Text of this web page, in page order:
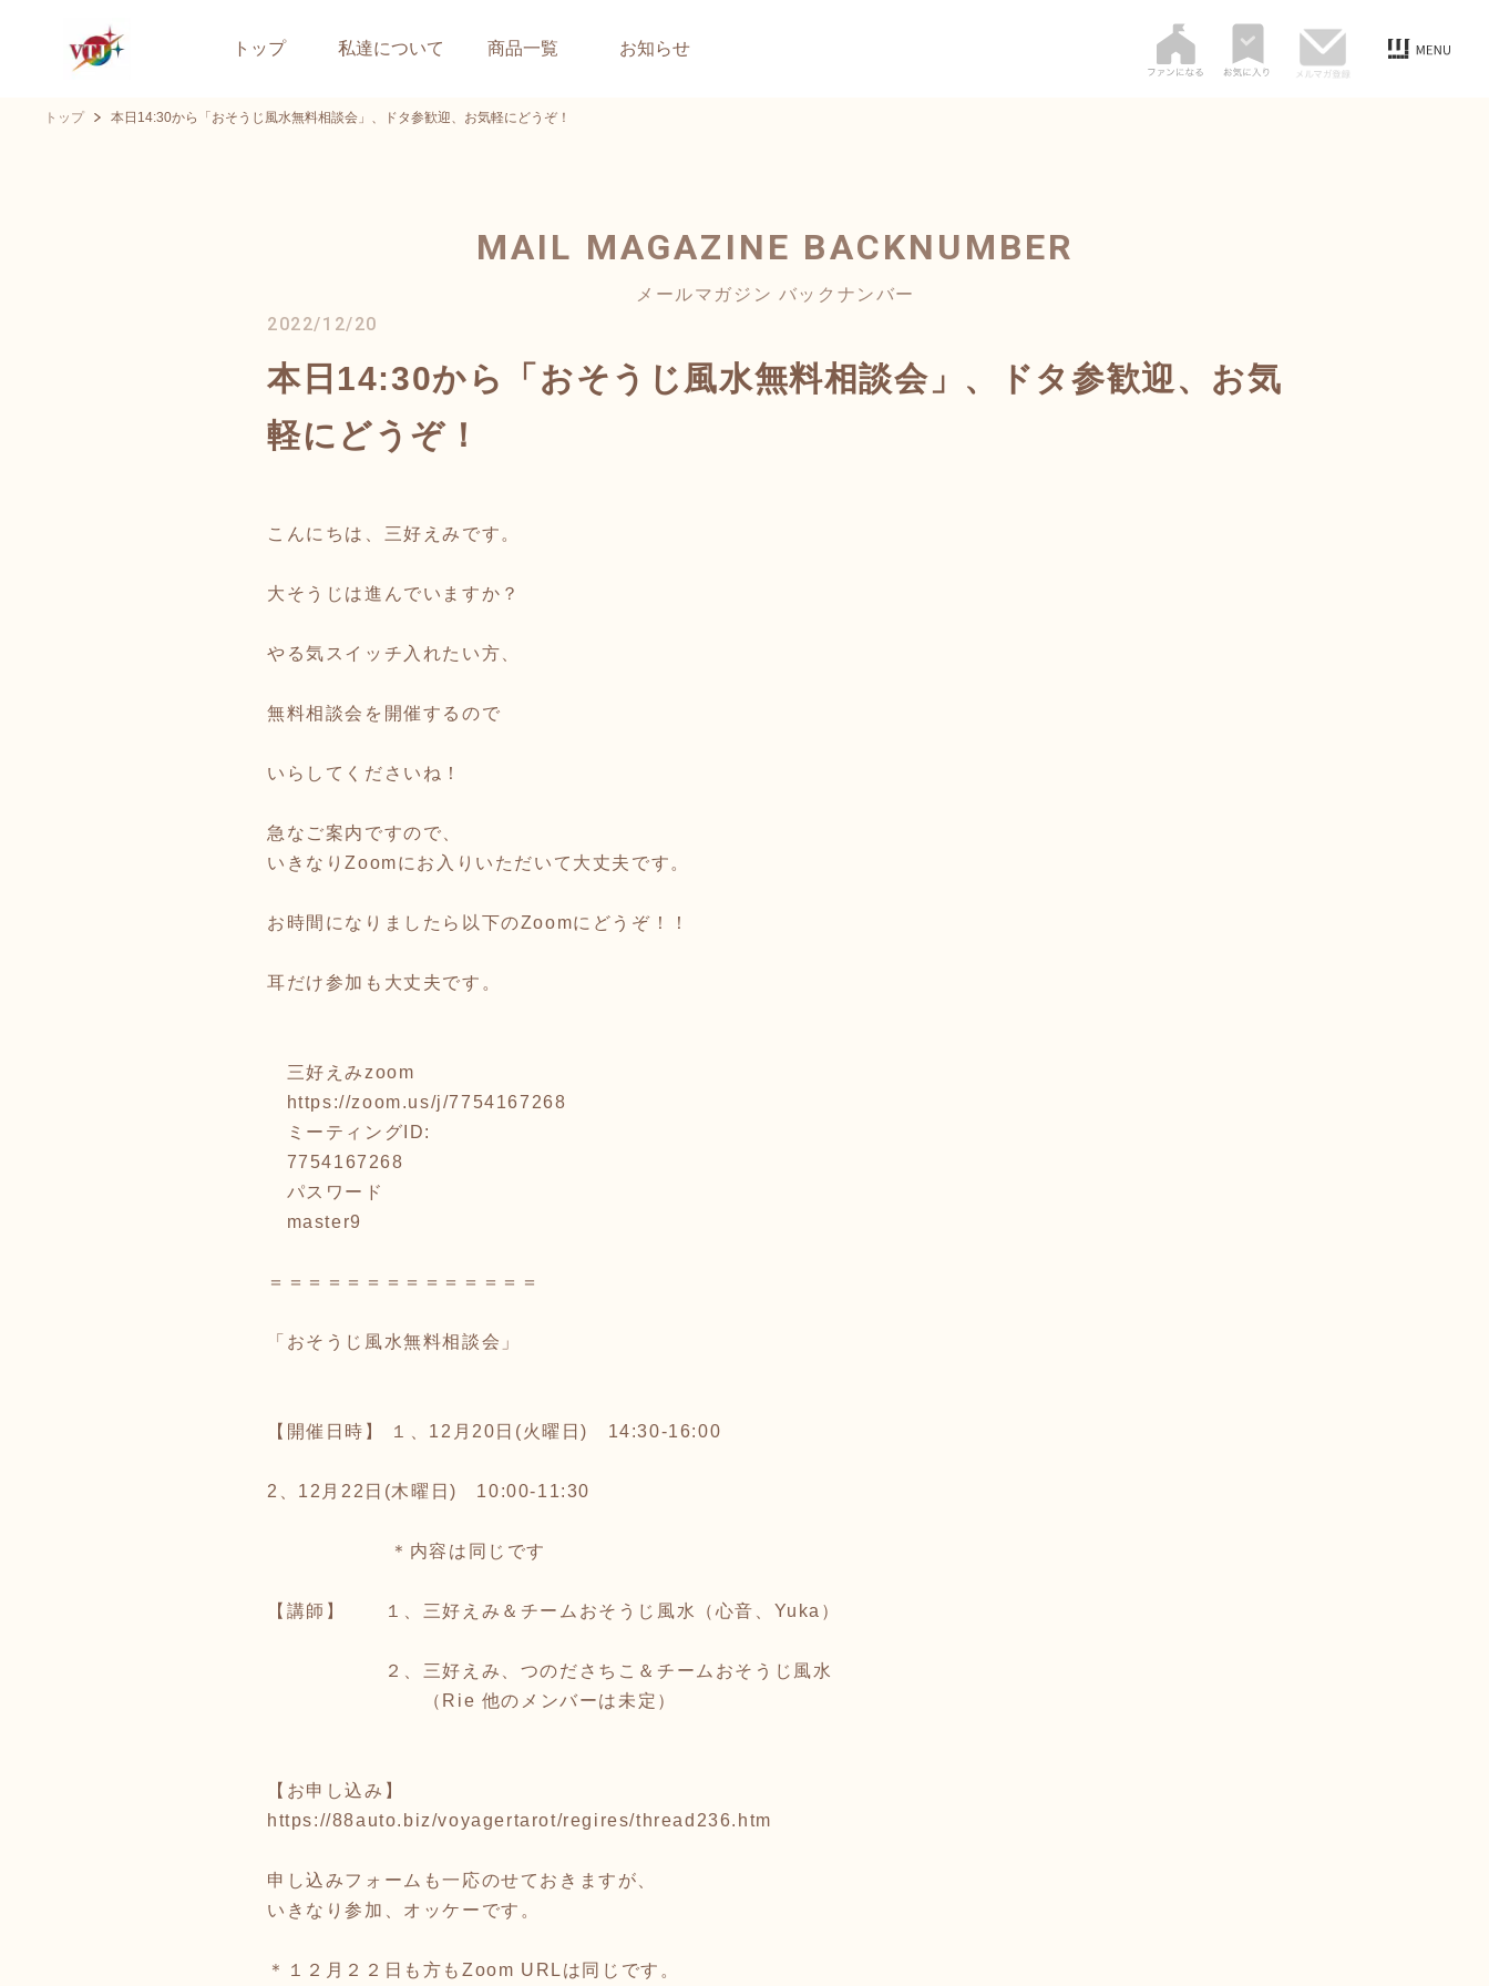
トップ 私達について 商品一覧 お知らせ
トップ 本日14:30から「おそうじ風水無料相談会」、ドタ参歓迎、お気軽にどうぞ！
MAIL MAGAZINE BACKNUMBER
メールマガジン バックナンバー
2022/12/20
本日14:30から「おそうじ風水無料相談会」、ドタ参歓迎、お気
軽にどうぞ！
こんにちは、三好えみです。
大そうじは進んでいますか？
やる気スイッチ入れたい方、
無料相談会を開催するので
いらしてくださいね！
急なご案内ですので、
いきなりZoomにお入りいただいて大丈夫です。
お時間になりましたら以下のZoomにどうぞ！！
耳だけ参加も大丈夫です。
三好えみzoom
https://zoom.us/j/7754167268
ミーティングID:
7754167268
パスワード
master9
＝＝＝＝＝＝＝＝＝＝＝＝＝＝
「おそうじ風水無料相談会」
【開催日時】 １、12月20日(火曜日) 14:30-16:00
2、12月22日(木曜日) 10:00-11:30
＊内容は同じです
【講師】 １、三好えみ＆チームおそうじ風水（心音、Yuka）
２、三好えみ、つのださちこ＆チームおそうじ風水
（Rie 他のメンバーは未定）
【お申し込み】
https://88auto.biz/voyagertarot/regires/thread236.htm
申し込みフォームも一応のせておきますが、
いきなり参加、オッケーです。
＊１２月２２日も方もZoom URLは同じです。